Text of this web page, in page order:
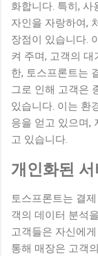
화합니다. 특히, 사
자인을 자랑하여,
장점이 있습니다.
켜 주며, 고객의
한, 토스프론트는
그로 인해 고객은
있습니다. 이는 환
응을 얻고 있으며,
고 있습니다.
개인화된
토스프론트는 결
객의 데이터 분석
고객들은 자신에
통해 매장은 고객